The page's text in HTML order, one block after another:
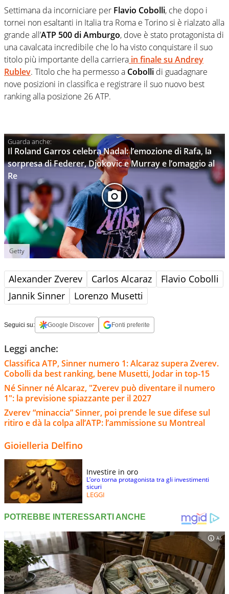
Settimana da incorniciare per Flavio Cobolli, che dopo i
tornei non esaltanti in Italia tra Roma e Torino si è rialzato alla
grande all’ATP 500 di Amburgo, dove è stato protagonista di
una cavalcata incredibile che lo ha visto conquistare il suo
titolo più importante della carriera in finale su Andrey
Rublev. Titolo che ha permesso a Cobolli di guadagnare
nove posizioni in classifica e registrare il suo nuovo best
ranking alla posizione 26 ATP.
Il Roland Garros celebra Nadal: l’emozione di Rafa, la
sorpresa di Federer, Djokovic e Murray e l’omaggio al
Re
Getty
Alexander Zverev Carlos Alcaraz
Flavio Cobolli
Jannik Sinner
Lorenzo Musetti
Seguici su: Google Discover Fonti preferite
Leggi anche:
Classifica ATP, Sinner numero 1: Alcaraz supera Zverev.
Cobolli da best ranking, bene Musetti, Jodar in top-15
Né Sinner né Alcaraz, "Zverev può diventare il numero
1": la previsione spiazzante per il 2027
Zverev “minaccia” Sinner, poi prende le sue difese sul
ritiro e dà la colpa all’ATP: l’ammissione su Montreal
Gioielleria Delfino
Investire in oro
L’oro torna protagonista tra gli investimenti
sicuri
LEGGI